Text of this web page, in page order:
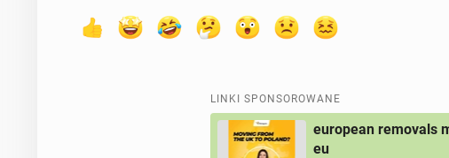
LINKI SPONSOROWANE
european removals
eu